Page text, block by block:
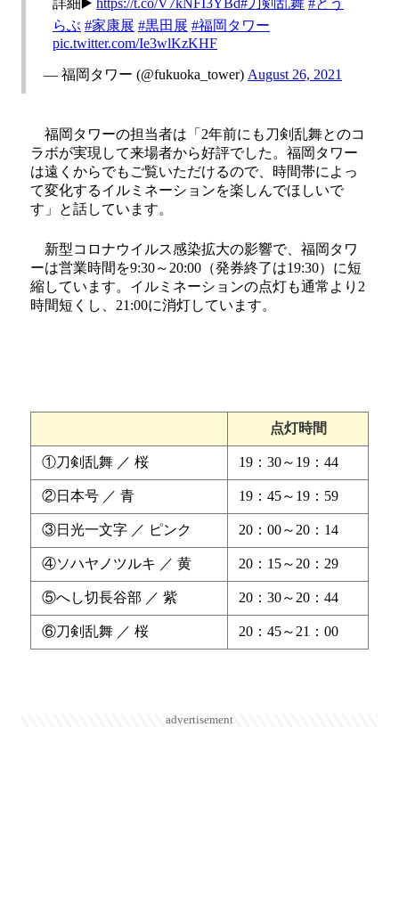
詳細▶️ https://t.co/V7kNFI3YBd#刀剣乱舞 #とう
らぶ #家康展 #黒田展 #福岡タワー
pic.twitter.com/Ie3wlKzKHF
— 福岡タワー (@fukuoka_tower) August 26, 2021
福岡タワーの担当者は「2年前にも刀剣乱舞とのコ
ラボが実現して来場者から好評でした。福岡タワー
は遠くからでもご覧いただけるので、時間帯によっ
て変化するイルミネーションを楽しんでほしいで
す」と話しています。
新型コロナウイルス感染拡大の影響で、福岡タワ
ーは営業時間を9:30～20:00（発券終了は19:30）に短
縮しています。イルミネーションの点灯も通常より2
時間短くし、21:00に消灯しています。
点灯時間
①刀剣乱舞 ／ 桜 19：30～19：44
②日本号 ／ 青 19：45～19：59
③日光一文字 ／ ピンク 20：00～20：14
④ソハヤノツルキ ／ 黄 20：15～20：29
⑤へし切長谷部 ／ 紫 20：30～20：44
⑥刀剣乱舞 ／ 桜 20：45～21：00
advertisement